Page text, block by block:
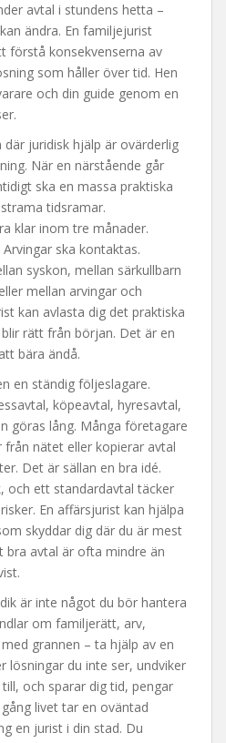
avtal i stundens hetta –
ändra. En familjejurist
förstå konsekvenserna av
som håller över tid. Hen
och din guide genom en
där juridisk hjälp är ovärderlig
När en närstående går
ska en massa praktiska
tidsramar.
klar inom tre månader.
ska kontaktas.
syskon, mellan särkullbarn
mellan arvingar och
kan avlasta dig det praktiska
rätt från början. Det är en
bära ändå.
en ständig följeslagare.
köpeavtal, hyresavtal,
göras lång. Många företagare
från nätet eller kopierar avtal
Det är sällan en bra idé.
och ett standardavtal täcker
En affärsjurist kan hjälpa
skyddar dig där du är mest
bra avtal är ofta mindre än
är inte något du bör hantera
om familjerätt, arv,
grannen – ta hjälp av en
lösningar du inte ser, undviker
och sparar dig tid, pengar
livet tar en oväntad
en jurist i din stad. Du